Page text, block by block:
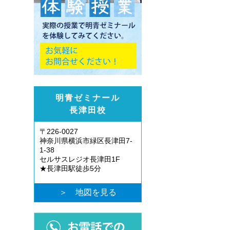
明青ゼミナール
長津田校
〒226-0027
神奈川県横浜市緑区長津田7-
1-38
セルサスレジオ長津田1F
★長津田駅徒歩5分
＞ 地図を見る